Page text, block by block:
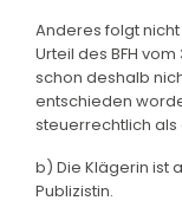
Anderes folgt
Urteil des BFH vom
schon deshalb
entschieden
steuerrechtlich als
b) Die Klägerin ist
Publizistin.